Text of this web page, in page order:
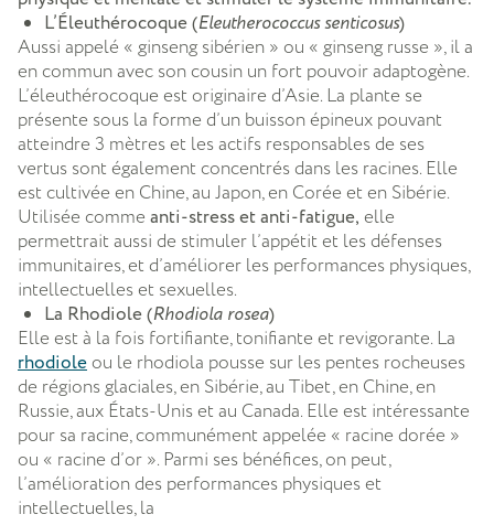
L’Éleuthérocoque (Eleutherococcus senticosus)
Aussi appelé « ginseng sibérien » ou « ginseng russe », il a
en commun avec son cousin un fort pouvoir adaptogène.
L’éleuthérocoque est originaire d’Asie. La plante se
présente sous la forme d’un buisson épineux pouvant
atteindre 3 mètres et les actifs responsables de ses
vertus sont également concentrés dans les racines. Elle
est cultivée en Chine, au Japon, en Corée et en Sibérie.
Utilisée comme anti-stress et anti-fatigue, elle
permettrait aussi de stimuler l’appétit et les défenses
immunitaires, et d’améliorer les performances physiques,
intellectuelles et sexuelles.
La Rhodiole (Rhodiola rosea)
Elle est à la fois fortifiante, tonifiante et revigorante. La
rhodiole ou le rhodiola pousse sur les pentes rocheuses
de régions glaciales, en Sibérie, au Tibet, en Chine, en
Russie, aux États-Unis et au Canada. Elle est intéressante
pour sa racine, communément appelée « racine dorée »
ou « racine d’or ». Parmi ses bénéfices, on peut,
l’amélioration des performances physiques et
intellectuelles, la